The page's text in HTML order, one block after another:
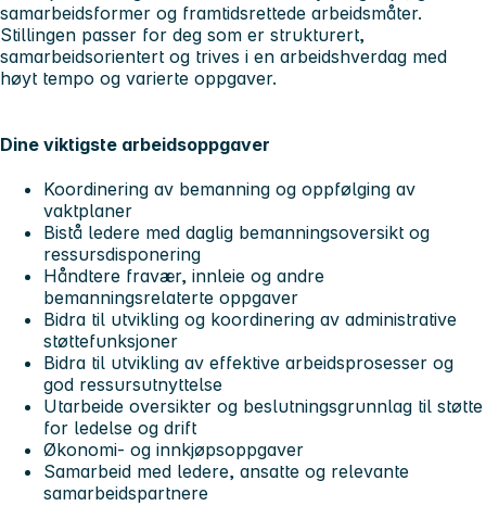
samarbeidsformer og framtidsrettede arbeidsmåter.
Stillingen passer for deg som er strukturert,
samarbeidsorientert og trives i en arbeidshverdag med
høyt tempo og varierte oppgaver.
Dine viktigste arbeidsoppgaver
Koordinering av bemanning og oppfølging av
vaktplaner
Bistå ledere med daglig bemanningsoversikt og
ressursdisponering
Håndtere fravær, innleie og andre
bemanningsrelaterte oppgaver
Bidra til utvikling og koordinering av administrative
støttefunksjoner
Bidra til utvikling av effektive arbeidsprosesser og
god ressursutnyttelse
Utarbeide oversikter og beslutningsgrunnlag til støtte
for ledelse og drift
Økonomi- og innkjøpsoppgaver
Samarbeid med ledere, ansatte og relevante
samarbeidspartnere